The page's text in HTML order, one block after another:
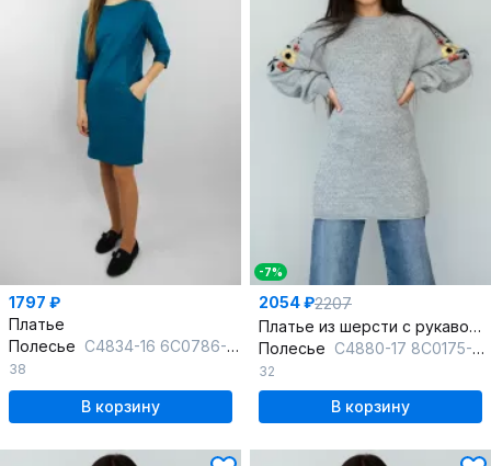
1797 ₽
Платье
Полесье С4834-16 6С0786-Д43 152,158 амазонка
38
В корзину
-7%
2054 ₽2207
Платье из шерсти с рукавом реглан, серое, до бедра
Полесье С4880-17 8С0175-Д43 122,128 горная_дымка
32
В корзину